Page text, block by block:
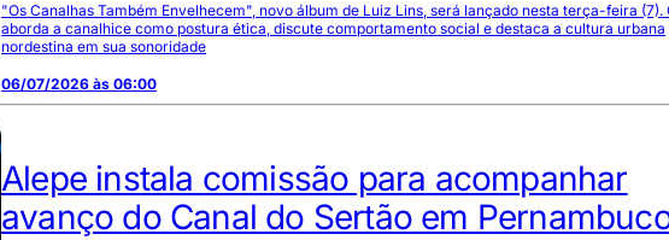
"Os Canalhas Também Envelhecem", novo álbum de Luiz Lins, será lançado nesta terça-feira (7).
aborda a canalhice como postura ética, discute comportamento social e destaca a cultura urbana
nordestina em sua sonoridade
06/07/2026 às 06:00
Alepe instala comissão para acompanhar
avanço do Canal do Sertão em